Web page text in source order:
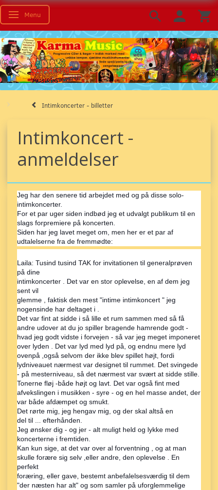
Toggle navigation
Menu
Intimkoncerter - billetter
Intimkoncert -
anmeldelser
Jeg har den senere tid arbejdet med og på disse solo-
intimkoncerter.
For et par uger siden indbød jeg et udvalgt publikum til en
slags forpremiere på koncerten.
Siden har jeg lavet meget om, men her er et par af
udtalelserne fra de fremmødte:
Laila: Tusind tusind TAK for invitationen til generalprøven
på dine
intimkoncerter . Det var en stor oplevelse, en af dem jeg
sent vil
glemme , faktisk den mest "intime intimkoncert " jeg
nogensinde har deltaget i .
Det var fint at sidde i så lille et rum sammen med så få
andre udover at du jo spiller bragende hamrende godt -
hvad jeg godt vidste i forvejen - så var jeg meget imponeret
over lyden . Det var lyd med lyd på, og endnu mere lyd
ovenpå ,også selvom der ikke blev spillet højt, fordi
lydniveauet nærmest var designet til rummet. Det svingede
- på mesterniveau, så det nærmest var svært at sidde stille.
Tonerne fløj -både højt og lavt. Det var også fint med
afvekslingen i musikken - syre - og en hel masse andet, der
var både afdæmpet og smukt.
Det rørte mig, jeg hengav mig, og der skal altså en
del til ... efterhånden.
Jeg ønsker dig - og jer - alt muligt held og lykke med
koncerterne i fremtiden.
Kan kun sige, at det var over al forventning , og at man
skulle forære sig selv ,eller andre, den oplevelse . En
perfekt
foræring, eller gave, bestemt anbefalelsesværdig til dem
"der næsten har alt" og som samler på uforglemmelige